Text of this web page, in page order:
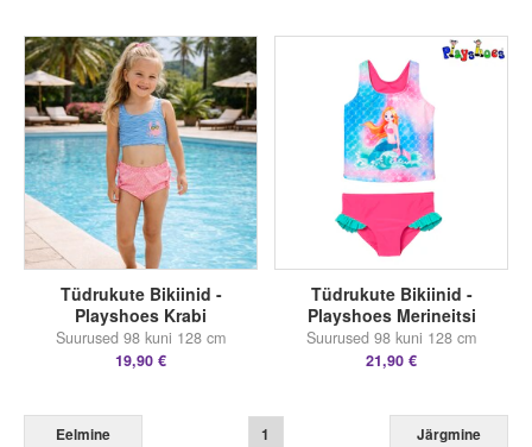
Tüdrukute Bikiinid -
Playshoes Krabi
Suurused 98 kuni 128 cm
19,90 €
Tüdrukute Bikiinid -
Playshoes Merineitsi
Suurused 98 kuni 128 cm
21,90 €
Eelmine 1 Järgmine